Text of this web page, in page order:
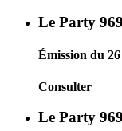
Le Party 969
Émission du
Consulter
Le Party 969